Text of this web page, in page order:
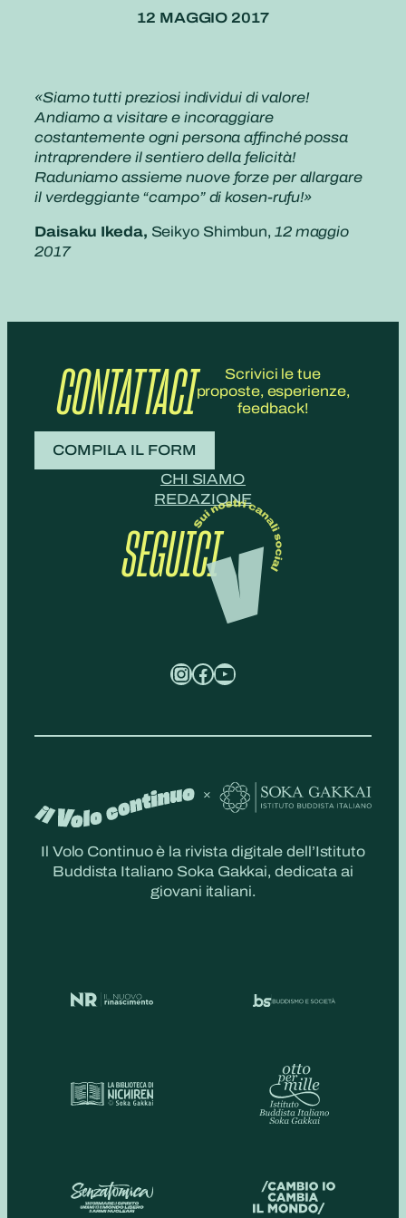
12 MAGGIO 2017
«Siamo tutti preziosi individui di valore!
Andiamo a visitare e incoraggiare
costantemente ogni persona affinché possa
intraprendere il sentiero della felicità!
Raduniamo assieme nuove forze per allargare
il verdeggiante “campo” di kosen-rufu!»
Daisaku Ikeda, Seikyo Shimbun, 12 maggio
2017
CONTATTACI
Scrivici le tue
proposte, esperienze,
feedback!
COMPILA IL FORM
CHI SIAMO
REDAZIONE
SEGUICI
InstagramFacebook YouTube
Il Volo Continuo è la rivista digitale dell’Istituto
Buddista Italiano Soka Gakkai, dedicata ai
giovani italiani.